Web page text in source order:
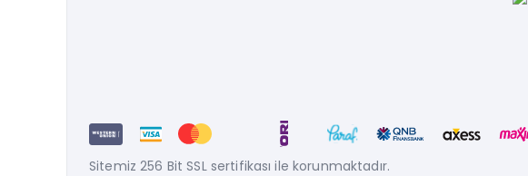
Sitemiz 256 Bit SSL sertifikası ile korunmaktadır.